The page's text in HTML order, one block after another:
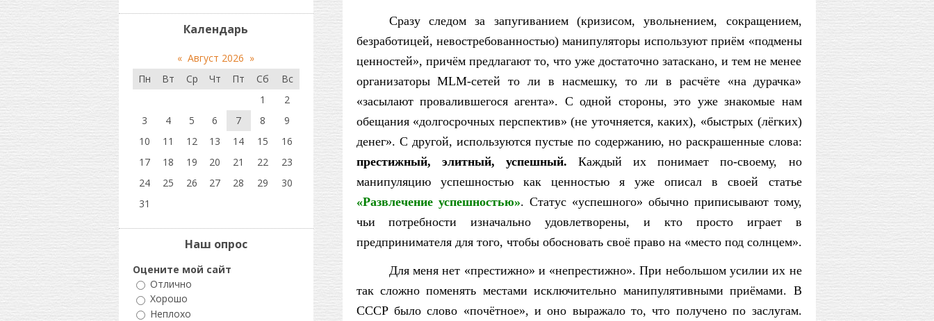
Сразу следом за запугиванием (кризисом, увольнением, сокращением,
безработицей, невостребованностью) манипуляторы используют приём «подмены
ценностей», причём предлагают то, что уже достаточно затаскано, и тем не менее
организаторы MLM-сетей то ли в насмешку, то ли в расчёте «на дурачка»
«засылают провалившегося агента». С одной стороны, это уже знакомые нам
обещания «долгосрочных перспектив» (не уточняется, каких), «быстрых (лёгких)
денег». С другой, используются пустые по содержанию, но раскрашенные слова:
престижный, элитный, успешный. Каждый их понимает по-своему, но
манипуляцию успешностью как ценностью я уже описал в своей статье
«Развлечение успешностью». Статус «успешного» обычно приписывают тому,
чьи потребности изначально удовлетворены, и кто просто играет в
предпринимателя для того, чтобы обосновать своё право на «место под солнцем».
Для меня нет «престижно» и «непрестижно». При небольшом усилии их не
так сложно поменять местами исключительно манипулятивными приёмами. В
СССР было слово «почётное», и оно выражало то, что получено по заслугам.
Календарь
« Август 2026 »
Пн
Вт Ср Чт Пт Сб
Вс
1
2
3
4 5 6 7 8
9
10
11 12 13 14 15
16
17
18 19 20 21 22
23
24
25 26 27 28 29
30
31
Наш опрос
Оцените мой сайт
Отлично
Хорошо
Неплохо